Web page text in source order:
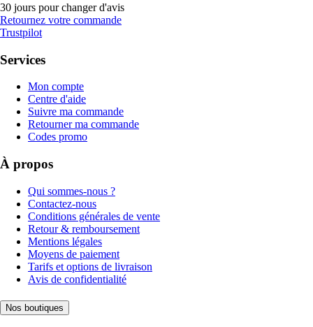
30 jours pour changer d'avis
Retournez votre commande
Trustpilot
Services
Mon compte
Centre d'aide
Suivre ma commande
Retourner ma commande
Codes promo
À propos
Qui sommes-nous ?
Contactez-nous
Conditions générales de vente
Retour & remboursement
Mentions légales
Moyens de paiement
Tarifs et options de livraison
Avis de confidentialité
Nos boutiques